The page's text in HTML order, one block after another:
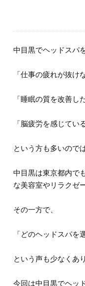
中目黒でヘッドスパ
「仕事の疲れが抜け
「睡眠の質を改善し
「脳疲労を感じている
という方も多いので
中目黒は東京都内で
な美容室やリラクゼ
その一方で、
「どのヘッドスパを
という声も少なくあ
今回は中目黒でヘッ